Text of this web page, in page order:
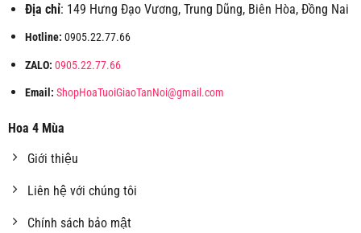
Địa chỉ: 149 Hưng Đạo Vương, Trung Dũng, Biên Hòa, Đồng Nai
Hotline: 0905.22.77.66
ZALO: 0905.22.77.66
Email: ShopHoaTuoiGiaoTanNoi@gmail.com
Hoa 4 Mùa
Giới thiệu
Liên hệ với chúng tôi
Chính sách bảo mật